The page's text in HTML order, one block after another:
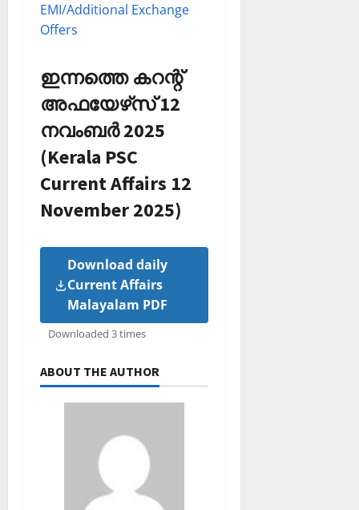
EMI/Additional Exchange
Offers
ഇന്നത്തെ കറന്റ്
അഫയേഴ്‌സ് 12
നവംബർ 2025
(Kerala PSC
Current Affairs 12
November 2025)
Download daily
Current Affairs
Malayalam PDF
Downloaded 3 times
ABOUT THE AUTHOR